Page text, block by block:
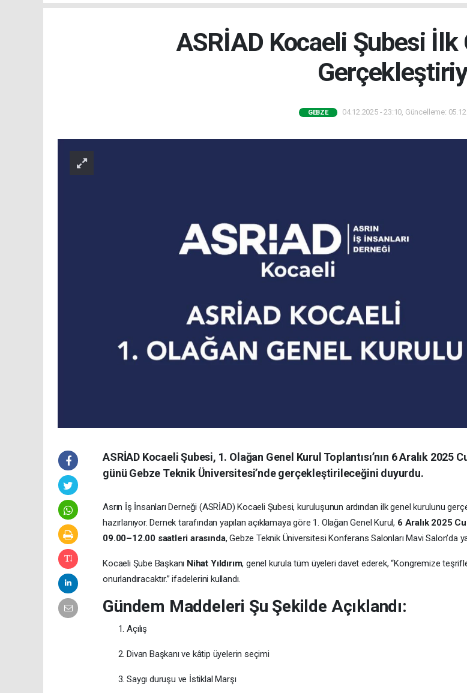
ASRİAD Kocaeli Şubesi
GEBZE 04.12.2025 - 23:10, Güncelleme:
ASRİAD Kocaeli Şubesi, 1. Olağan Genel Kurul Toplantısı’nın 6 Aralık 2025
günü Gebze Teknik Üniversitesi’nde gerçekleştirileceğini duyurdu.
Asrın İş İnsanları Derneği (ASRİAD) Kocaeli Şubesi, kuruluşunun ardından ilk genel kurulunu
hazırlanıyor. Dernek tarafından yapılan açıklamaya göre 1. Olağan Genel Kurul, 6 Aralık 2025
09.00–12.00 saatleri arasında, Gebze Teknik Üniversitesi Konferans Salonları Mavi Salon’da
Kocaeli Şube Başkanı Nihat Yıldırım, genel kurula tüm üyeleri davet ederek, “Kongremize
onurlandıracaktır.” ifadelerini kullandı.
Gündem Maddeleri Şu Şekilde Açıklandı:
Açılış
Divan Başkanı ve kâtip üyelerin seçimi
Saygı duruşu ve İstiklal Marşı